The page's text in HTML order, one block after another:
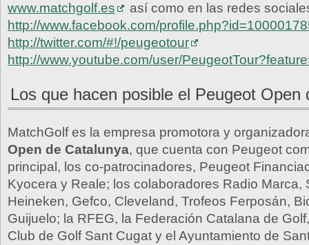
www.matchgolf.es
así como en las redes
http://www.facebook.com/
http://twitter.com/#!/peugeotour
http://www.youtube.com/user/
Los que hacen posible el Peugeot Open
MatchGolf es la empresa promotora y
Open de Catalunya, que cuenta con Peugeot
principal, los co-patrocinadores, Peugeot
Kyocera y Reale; los colaboradores Radio Marca,
Heineken, Gefco, Cleveland, Trofeos Ferposán,
Guijuelo; la RFEG, la Federación Catalana de
Club de Golf Sant Cugat y el Ayuntamiento de